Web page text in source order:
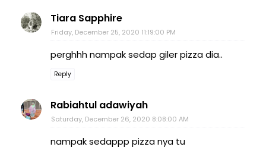
Tiara Sapphire
Friday, December 25, 2020 11:19:00 PM
perghhh nampak sedap giler pizza dia..
Reply
Rabiahtul adawiyah
Saturday, December 26, 2020 8:08:00 AM
nampak sedappp pizza nya tu